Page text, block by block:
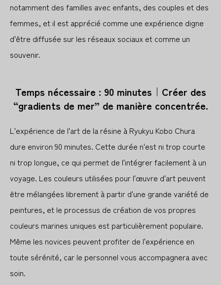
notamment des familles avec enfants, des couples et des
femmes, et il est apprécié comme une expérience digne
d'être diffusée sur les réseaux sociaux et comme un
souvenir.
Temps nécessaire : 90 minutes｜Créer des
“gradients de mer” de manière concentrée.
L'expérience de l'art de la résine à Ryukyu Kobo Chura
dure environ 90 minutes. Cette durée n'est ni trop courte
ni trop longue, ce qui permet de l'intégrer facilement à un
voyage. Les couleurs utilisées pour l'œuvre d'art peuvent
être mélangées librement à partir d'une grande variété de
peintures, et le processus de création de vos propres
couleurs marines uniques est particulièrement populaire.
Même les novices peuvent profiter de l'expérience en
toute sérénité, car le personnel vous accompagnera avec
soin.